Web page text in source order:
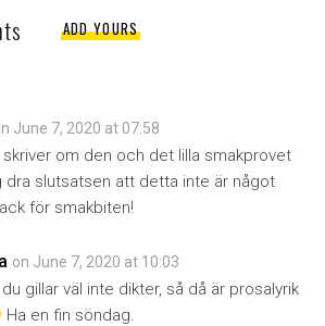
ADD YOURS
June 7, 2020 at 07:58
om den och det lilla smakprovet
dra slutsatsen att detta inte är något
för smakbiten!
on June 7, 2020 at 10:03
gillar väl inte dikter, så då är prosalyrik
Ha en fin söndag.